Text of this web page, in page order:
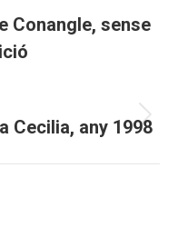
Conangle, sense
Cecilia, any 1998